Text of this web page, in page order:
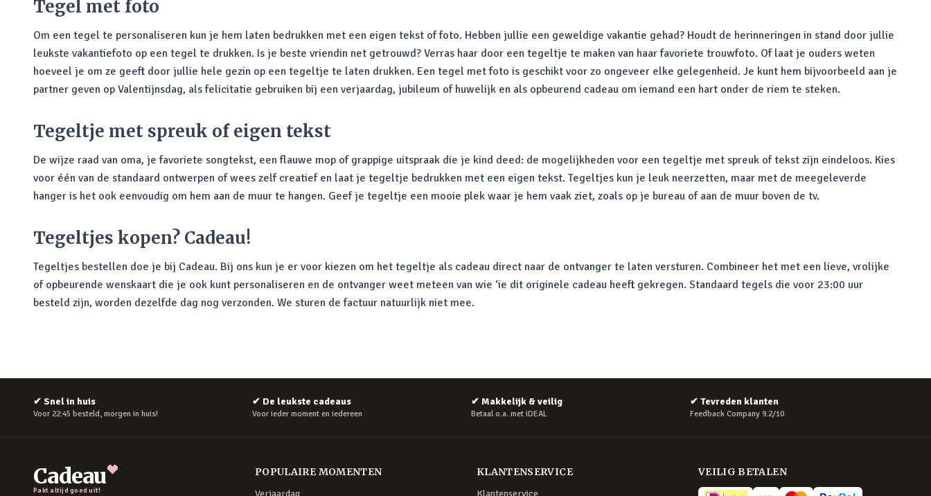
Tegel met foto
Om een tegel te personaliseren kun je hem laten bedrukken met een eigen tekst of foto. Hebben jullie een geweldige vakantie gehad? Houdt de herinneringen in stand door jullie
leukste vakantiefoto op een tegel te drukken. Is je beste vriendin net getrouwd? Verras haar door een tegeltje te maken van haar favoriete trouwfoto. Of laat je ouders weten
hoeveel je om ze geeft door jullie hele gezin op een tegeltje te laten drukken. Een tegel met foto is geschikt voor zo ongeveer elke gelegenheid. Je kunt hem bijvoorbeeld aan je
partner geven op Valentijnsdag, als felicitatie gebruiken bij een verjaardag, jubileum of huwelijk en als opbeurend cadeau om iemand een hart onder de riem te steken.
Tegeltje met spreuk of eigen tekst
De wijze raad van oma, je favoriete songtekst, een flauwe mop of grappige uitspraak die je kind deed: de mogelijkheden voor een tegeltje met spreuk of tekst zijn eindeloos. Kies
voor één van de standaard ontwerpen of wees zelf creatief en laat je tegeltje bedrukken met een eigen tekst. Tegeltjes kun je leuk neerzetten, maar met de meegeleverde
hanger is het ook eenvoudig om hem aan de muur te hangen. Geef je tegeltje een mooie plek waar je hem vaak ziet, zoals op je bureau of aan de muur boven de tv.
Tegeltjes kopen? Cadeau!
Tegeltjes bestellen doe je bij Cadeau. Bij ons kun je er voor kiezen om het tegeltje als cadeau direct naar de ontvanger te laten versturen. Combineer het met een lieve, vrolijke
of opbeurende wenskaart die je ook kunt personaliseren en de ontvanger weet meteen van wie ‘ie dit originele cadeau heeft gekregen. Standaard tegels die voor 23:00 uur
besteld zijn, worden dezelfde dag nog verzonden. We sturen de factuur natuurlijk niet mee.
✔ Snel in huis
Voor 22:45 besteld, morgen in huis!
✔ De leukste cadeaus
Voor ieder moment en iedereen
✔ Makkelijk & veilig
Betaal o.a. met iDEAL
✔ Tevreden klanten
Feedback Company 9.2/10
Cadeau
Pakt altijd goed uit!
POPULAIRE MOMENTEN
Verjaardag
KLANTENSERVICE
Klantenservice
VEILIG BETALEN